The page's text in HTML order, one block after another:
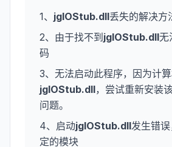
1、 jgIOStub.dll丢失的解决方
2、由于找不到 jgIOStub.dll无
码
3、无法启动此程序，因为计
jgIOStub.dll，尝试重新安装
问题。
4、启动jgIOStub.dll发生错
定的模块